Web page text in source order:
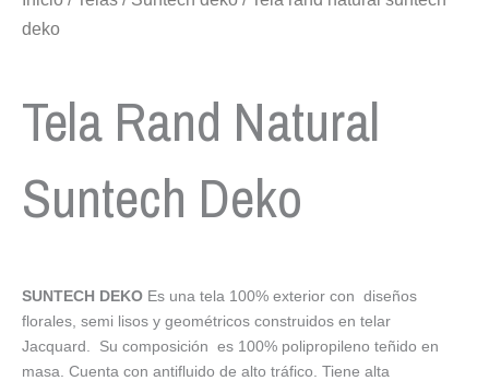
deko
Tela Rand Natural
Suntech Deko
SUNTECH DEKO Es una tela 100% exterior con diseños
florales, semi lisos y geométricos construidos en telar
Jacquard. Su composición es 100% polipropileno teñido en
masa. Cuenta con antifluido de alto tráfico. Tiene alta